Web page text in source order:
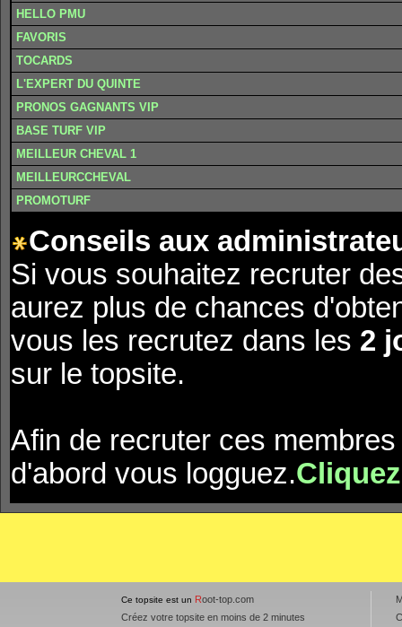
HELLO PMU
FAVORIS
TOCARDS
L'EXPERT DU QUINTE
PRONOS GAGNANTS VIP
BASE TURF VIP
MEILLEUR CHEVAL 1
MEILLEURCCHEVAL
PROMOTURF
Conseils aux
Si vous souhaitez recruter
aurez plus de chances
vous les recrutez dans les 2
sur le topsite.
Afin de recruter ces
d'abord vous logguez.
Ce topsite est un Root-top.com
Créez votre topsite en moins de 2 minutes